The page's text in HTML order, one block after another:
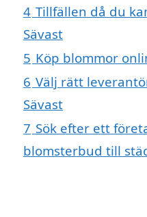
4 Tillfällen då du
Sävast
5 Köp blommor
6 Välj rätt
Sävast
7 Sök efter ett
blomsterbud till